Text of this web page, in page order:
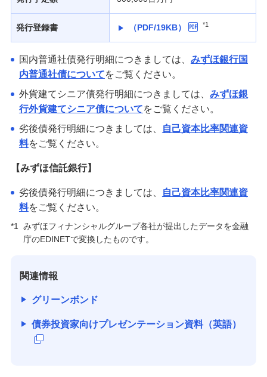
発行登録書 （PDF/19KB） *1
国内普通社債発行明細につきましては、 みずほ銀行国
内普通社債についてをご覧ください。
外貨建てシニア債発行明細につきましては、 みずほ銀
行外貨建てシニア債についてをご覧ください。
劣後債発行明細につきましては、
自己資本比率関連資
料をご覧ください。
【みずほ信託銀行】
劣後債発行明細につきましては、
自己資本比率関連資
料をご覧ください。
*1
みずほフィナンシャルグループ各社が提出したデータを金融
庁のEDINETで変換したものです。
関連情報
グリーンボンド
債券投資家向けプレゼンテーション資料（英語）